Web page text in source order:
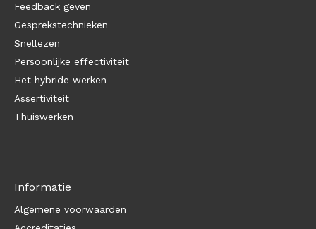
Feedback geven
Gesprekstechnieken
Snellezen
Persoonlijke effectiviteit
Het hybride werken
Assertiviteit
Thuiswerken
Informatie
Algemene voorwaarden